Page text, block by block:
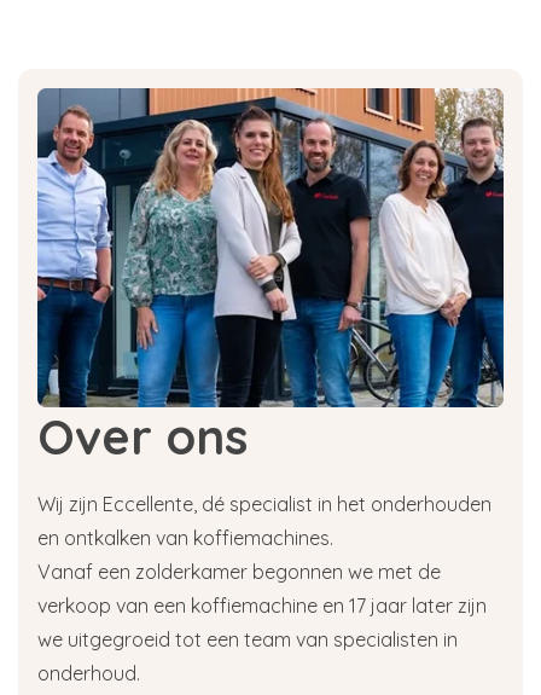
Over ons
Wij zijn Eccellente, dé specialist in het onderhouden
en ontkalken van koffiemachines.
Vanaf een zolderkamer begonnen we met de
verkoop van een koffiemachine en 17 jaar later zijn
we uitgegroeid tot een team van specialisten in
onderhoud.